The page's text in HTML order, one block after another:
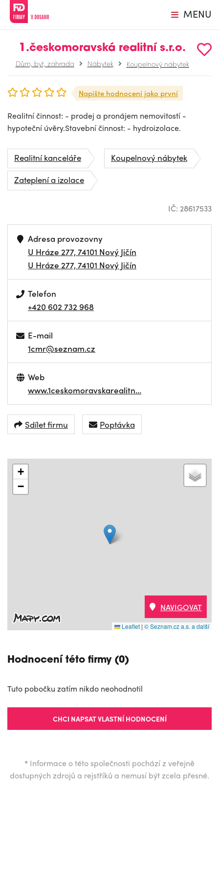
MENU
1.českomoravská realitní s.r.o.
Dům, byt, zahrada Nábytek Koupelnový nábytek
Napište hodnocení jako první
Realitní činnost: - prodej a pronájem nemovitostí -
hypoteční úvěry.Stavební činnost: - hydroizolace.
Realitní kanceláře
Koupelnový nábytek
Zateplení a izolace
IČ: 28617533
Adresa provozovny
U Hráze 277, 74101 Nový Jičín
U Hráze 277, 74101 Nový Jičín
Telefon
+420 602 732 968
E-mail
1cmr@seznam.cz
Web
www.1ceskomoravskarealitn…
Sdílet firmu Poptávka
+
−
Leaflet | © Seznam.cz a.s. a další
NAVIGOVAT
Hodnocení této firmy (0)
Tuto pobočku zatím nikdo neohodnotil
CHCI NAPSAT VLASTNÍ HODNOCENÍ
* Informace o této společnosti pochází z veřejně
dostupných zdrojů a rejstříků a nemusí být zcela přesné.